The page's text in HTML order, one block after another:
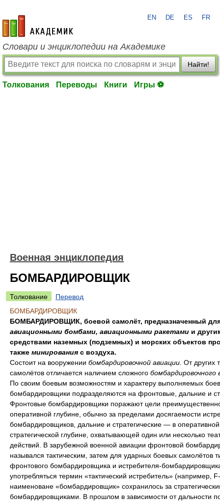
academic.ru
EN DE ES FR
Словари и энциклопедии на Академике
Найти!
Толкования Переводы Книги Игры ⚽
Военная энциклопедия
БОМБАРДИРОВЩИК
Толкование
Перевод
БОМБАРДИРОВЩИК
БОМБАРДИРОВЩИК, боевой самолёт, предназначенный
авиационными бомбами, авиационными ракетами и
средствами наземных (подземных) и морских объектов
также минирования с воздуха.
Состоит на вооружении бомбардировочной авиации. От других
самолётов отличается наличием сложного бомбардировочного
По своим боевым возможностям и характеру выполняемых
бомбардировщики подразделяются на фронтовые, дальние и
Фронтовые бомбардировщики поражают цели
оперативной глубине, обычно за пределами досягаемости
бомбардировщиков, дальние и стратегические — в
стратегической глубине, охватывающей один или несколько
действий. В зарубежной военной авиации фронтовой
назывался тактическим, затем для ударных боевых самолётов
фронтового бомбардировщика и истребителя-
употребляться термин «тактический истребитель» (например,
наименоване «бомбардировщик» сохранилось за
бомбардировщиками. В прошлом в зависимости от дальности